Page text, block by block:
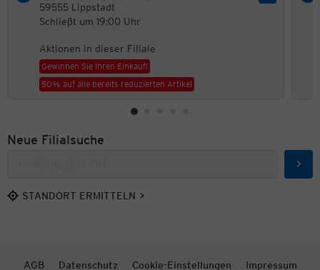
59555 Lippstadt
Schließt um 19:00 Uhr
Aktionen in dieser Filiale
Gewinnen Sie Ihren Einkauf!
50% auf alle bereits reduzierten Artikel
Neue Filialsuche
STANDORT ERMITTELN
AGB Datenschutz Cookie-Einstellungen Impressum